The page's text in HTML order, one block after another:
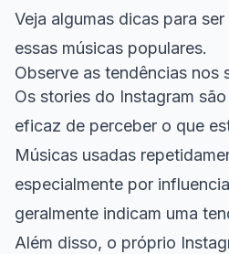
Veja algumas dicas para
essas músicas populares.
Observe as tendências nos
Os stories do Instagram
eficaz de perceber o que
Músicas usadas
especialmente por
geralmente indicam uma
Além disso, o próprio